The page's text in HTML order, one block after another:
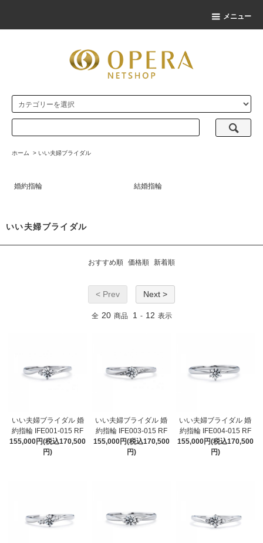
メニュー
ホーム > いい夫婦ブライダル
婚約指輪 結婚指輪
いい夫婦ブライダル
おすすめ順 価格順 新着順
< Prev Next >
全 20 商品 1 - 12 表示
いい夫婦ブライダル 婚
約指輪 IFE001-015 RF
155,000円(税込170,500
円)
いい夫婦ブライダル 婚
約指輪 IFE003-015 RF
155,000円(税込170,500
円)
いい夫婦ブライダル 婚
約指輪 IFE004-015 RF
155,000円(税込170,500
円)